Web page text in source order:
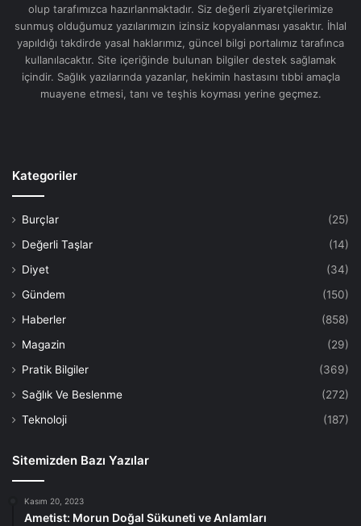
olup tarafımızca hazırlanmaktadır. Siz değerli ziyaretçilerimize
sunmuş olduğumuz yazılarımızın izinsiz kopyalanması yasaktır. İhlal
yapıldığı takdirde yasal haklarımız, güncel bilgi portalımız tarafınca
kullanılacaktır. Site içeriğinde bulunan bilgiler destek sağlamak
içindir. Sağlık yazılarında yazanlar, hekimin hastasını tıbbi amaçla
muayene etmesi, tanı ve teşhis koyması yerine geçmez.
Kategoriler
Burçlar
(25)
Değerli Taşlar
(14)
Diyet
(34)
Gündem
(150)
Haberler
(858)
Magazin
(29)
Pratik Bilgiler
(369)
Sağlık Ve Beslenme
(272)
Teknoloji
(187)
Sitemizden Bazı Yazılar
Kasım 20, 2023
Ametist: Morun Doğal Sükuneti ve Anlamları